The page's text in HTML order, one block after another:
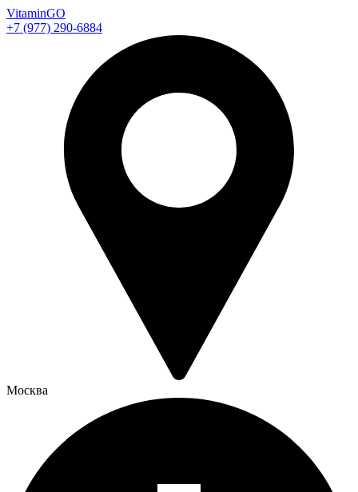
VitaminGO
+7 (977) 290-6884
Москва